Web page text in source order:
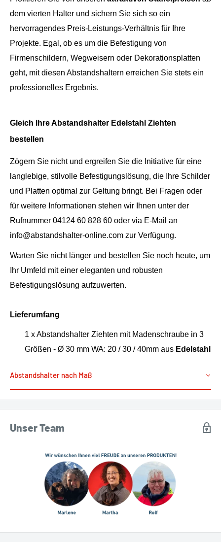
dem vierten Halter und sichern Sie sich so ein
hervorragendes Preis-Leistungs-Verhältnis für Ihre
Projekte. Egal, ob es um die Befestigung von
Firmenschildern, Wegweisern oder Dekorationsplatten
geht, mit diesen Abstandshaltern erreichen Sie stets ein
professionelles Ergebnis.
Gleich Ihre Abstandshalter Edelstahl Ziehten
bestellen
Zögern Sie nicht und ergreifen Sie die Initiative für eine
langlebige, stilvolle Befestigungslösung, die Ihre Schilder
und Platten optimal zur Geltung bringt. Bei Fragen oder
für weitere Informationen stehen wir Ihnen unter der
Rufnummer 04124 60 828 60 oder via E-Mail an
info@abstandshalter-online.com zur Verfügung.
Warten Sie nicht länger und bestellen Sie noch heute, um
Ihr Umfeld mit einer eleganten und robusten
Befestigungslösung aufzuwerten.
Lieferumfang
1 x Abstandshalter Ziehten mit Madenschraube in 3
Größen - Ø 30 mm WA: 20 / 30 / 40mm aus Edelstahl
Abstandshalter nach Maß
Unser Team